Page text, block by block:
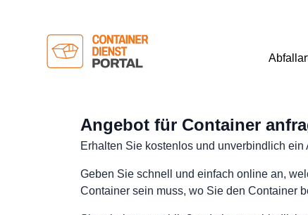
Angebot für Container
Erhalten Sie kostenlos und unverbindlich
Geben Sie schnell und einfach online an,
Container sein muss, wo Sie den Container